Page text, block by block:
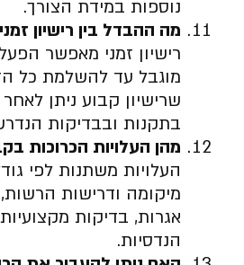
נוספות במידת הצורך.
מה ההבדל בין רישיון
רישיון זמני מאפשר
מוגבל עד להשלמת כל
שרישיון קבוע ניתן
בתקנות ובבדיקות
מהן העלויות הכרוכות
העלויות משתנות לפי
מיקומה ודרישות
אגרות, בדיקות
הנדסיות.